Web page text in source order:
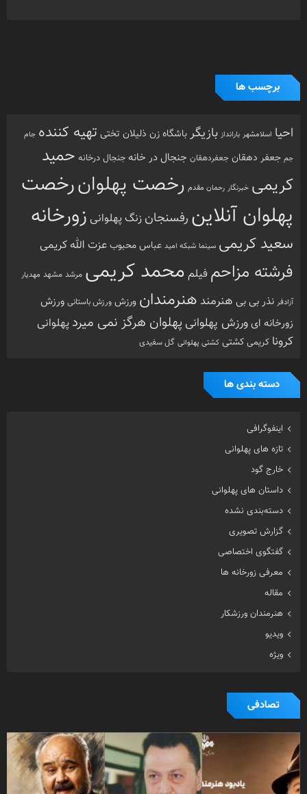
برچسب ها
احیا اسلامشهر بارانداز بازیگرباشگاه زن ذلیلان تختی تهیه کننده جام
جم جعفر دهقان جعفردهقان جنجال در خانه جنجال درخانه حمید
کریمی خبرنگار رحمان مقدم رخصت پهلوانرخصت
پهلوان آنلاین رفسنجان زنگ پهلوانی زورخانه
سعید کریمی سینما شبکه امید عباس محبوبعزت الله کریمی
فرشته مزاحمفیلم محمد کریمی مرشد مشهد مهدیار
آزادفر نذر بی بی هنرمند هنرمندان ورزش ورزش باستانی ورزش
زورخانه ای ورزش پهلوانی پهلوان هرگز نمی میرد پهلوانی
کرونا کریمی کشتی کشتی پهلوانی گل سفیدی
دسته بندی ها
اینفوگرافی
تازه های پهلوانی
خارج گود
داستان های پهلوانی
دسته‌بندی نشده
گزارش تصویری
گفتگوی اختصاصی
معرفی زورخانه ها
مقاله
هنرمندان ورزشکار
ویدیو
ویژه
تصادفی